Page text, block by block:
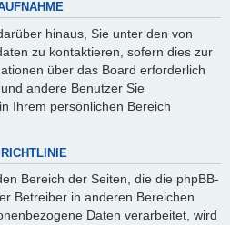
hinaus, Sie unter den von
zu kontaktieren, sofern dies zur
über das Board erforderlich
andere Benutzer Sie
Ihrem persönlichen Bereich
Bereich der Seiten, die die phpBB-
Betreiber in anderen Bereichen
Daten verarbeitet, wird